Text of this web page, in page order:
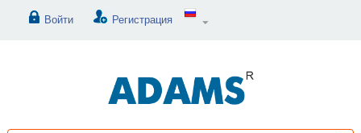
Войти Регистрация